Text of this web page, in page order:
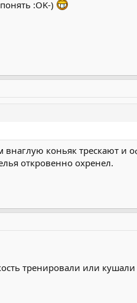
:OK-)
коньяк трескают и
откровенно охренел.
тренировали или кушали